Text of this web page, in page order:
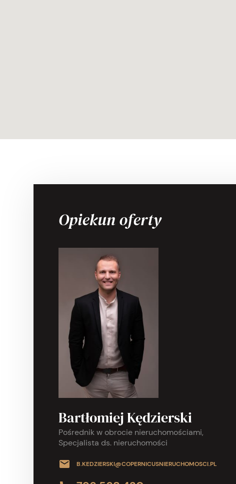
Opiekun oferty
Bartłomiej Kędzierski
Pośrednik w obrocie nieruchomościami,
Specjalista ds. nieruchomości
B.KEDZIERSKI@COPERNICUSNIERUCHOMOSCI.PL